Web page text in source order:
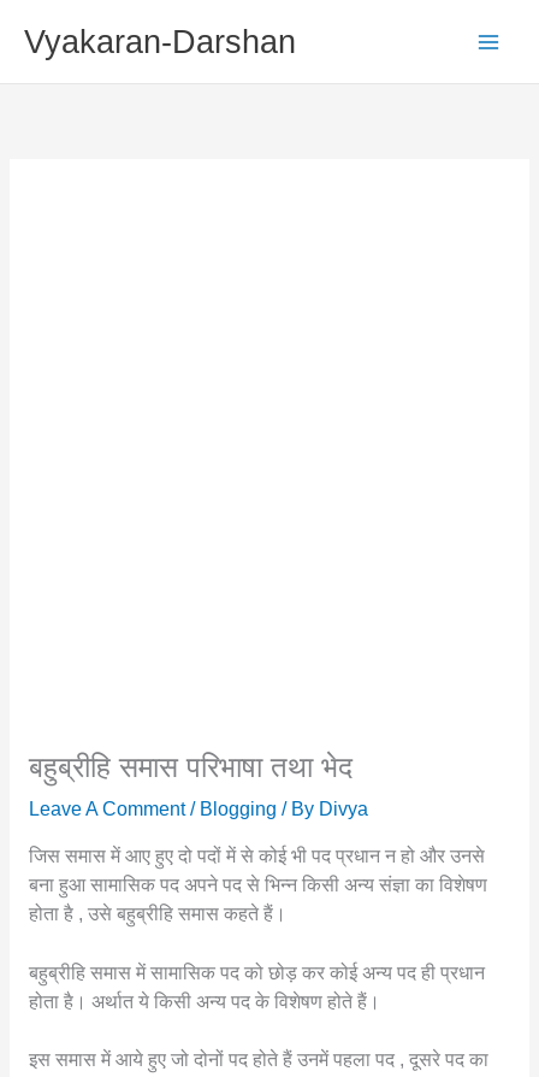
Vyakaran-Darshan
बहुब्रीहि समास परिभाषा तथा भेद
Leave A Comment / Blogging / By Divya
जिस समास में आए हुए दो पदों में से कोई भी पद प्रधान न हो और उनसे
बना हुआ सामासिक पद अपने पद से भिन्न किसी अन्य संज्ञा का विशेषण
होता है , उसे बहुब्रीहि समास कहते हैं।
बहुब्रीहि समास में सामासिक पद को छोड़ कर कोई अन्य पद ही प्रधान
होता है। अर्थात ये किसी अन्य पद के विशेषण होते हैं।
इस समास में आये हुए जो दोनों पद होते हैं उनमें पहला पद , दूसरे पद का